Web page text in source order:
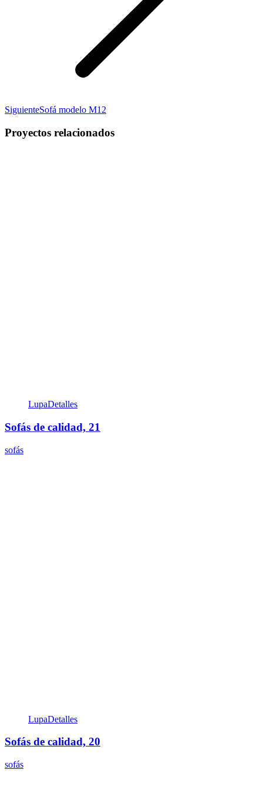
SiguienteProyecto
Sofá modelo M12
Proyectos relacionados
LupaDetalles
Sofás de calidad, 21
sofás
LupaDetalles
Sofás de calidad, 20
sofás